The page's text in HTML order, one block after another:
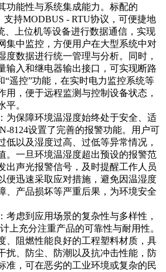
功能性与系统集成能力。标配的
支持MODBUS - RTU协议，可便捷地
、上位机等设备进行数据通信，实现
集中监控，方便用户在大型系统中对
度数据进行统一管理与分析。同时，
输入和继电器输出接口，可实现断路
“遥控”功能，在实时电力监控系统等
用，便于远程监测与控制设备状态，
平。
为保障环境温湿度始终处于安全、适
8124设置了完善的报警功能。用户可
低以及湿度过高、过低等异常情况，
。一旦环境温湿度超出预设的报警范
出声光报警信号，及时提醒工作人员
便迅速采取应对措施，避免因温湿度
、产品损坏等严重后果，为环境安全
考虑到应用场景的复杂性与多样性，
上充分注重产品的可靠性与耐用性。
、阻燃性能良好的工程塑料材质，具
扰、防尘、防潮以及抗冲击性能，防
准，可在恶劣的工业环境或复杂的民